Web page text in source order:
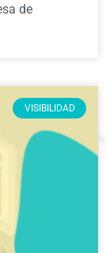
de
VISIBILIDAD